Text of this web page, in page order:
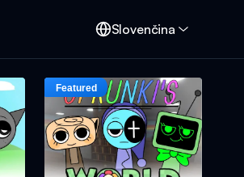
Slovenčina